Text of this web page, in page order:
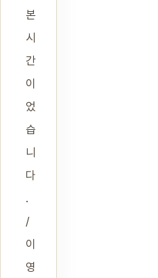
본
시
간
이
었
습
니
다
.
/
이
영